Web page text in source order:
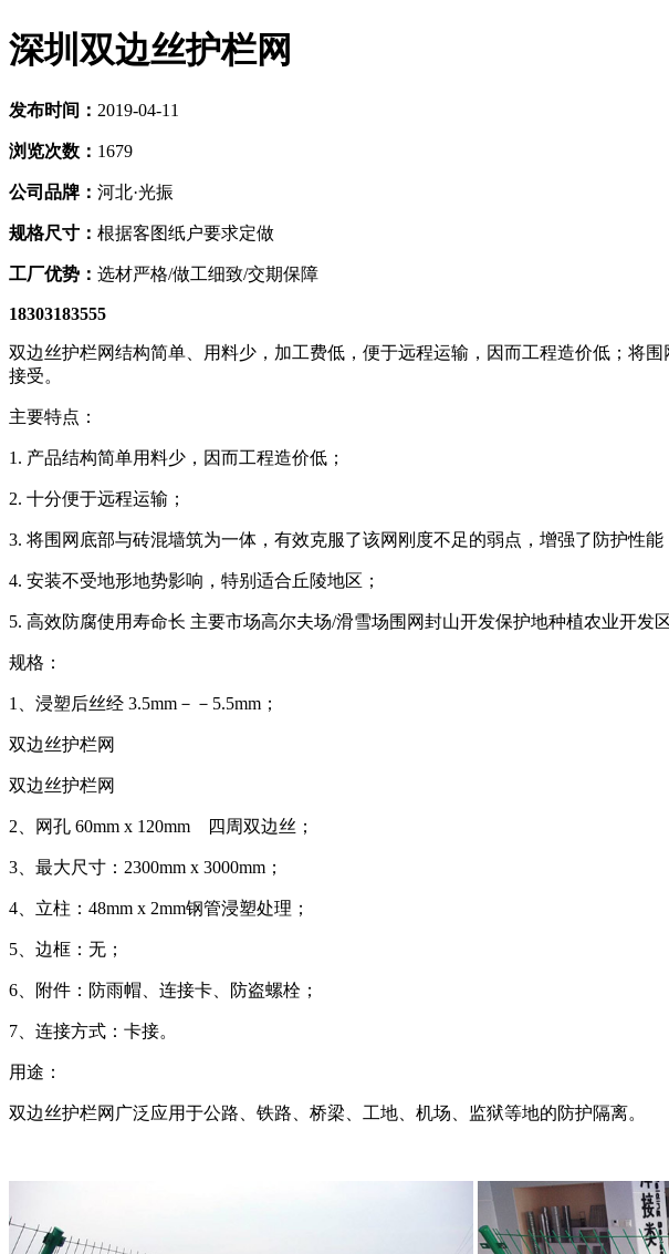
深圳双边丝护栏网
发布时间： 2019-04-11
浏览次数： 1679
公司品牌： 河北·光振
规格尺寸： 根据客图纸户要求定做
工厂优势： 选材严格/做工细致/交期保障
18303183555
双边丝护栏网结构简单、用料少，加工费低，便于远程运输，因而工程造价低；将
接受。
主要特点：
1. 产品结构简单用料少，因而工程造价低；
2. 十分便于远程运输；
3. 将围网底部与砖混墙筑为一体，有效克服了该网刚度不足的弱点，增强了防护性能
4. 安装不受地形地势影响，特别适合丘陵地区；
5. 高效防腐使用寿命长 主要市场高尔夫场/滑雪场围网封山开发保护地种植农业开发
规格：
1、浸塑后丝经 3.5mm－－5.5mm；
双边丝护栏网
双边丝护栏网
2、网孔 60mm x 120mm 四周双边丝；
3、最大尺寸：2300mm x 3000mm；
4、立柱：48mm x 2mm钢管浸塑处理；
5、边框：无；
6、附件：防雨帽、连接卡、防盗螺栓；
7、连接方式：卡接。
用途：
双边丝护栏网广泛应用于公路、铁路、桥梁、工地、机场、监狱等地的防护隔离。